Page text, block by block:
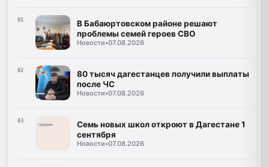
01
В Бабаюртовском районе решают
проблемы семей героев СВО
Новости•07.08.2026
02
80 тысяч дагестанцев получили выплаты
после ЧС
Новости•07.08.2026
03
Семь новых школ откроют в Дагестане 1
сентября
Новости•07.08.2026